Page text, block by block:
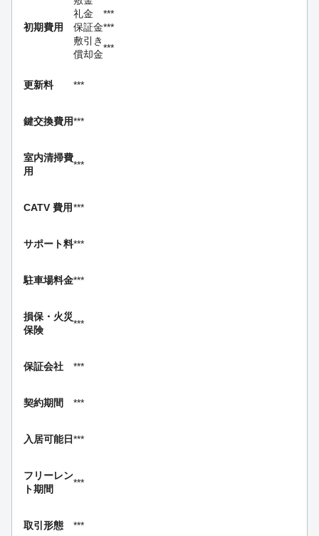
初期費用
礼金
***
保証金***
敷引き
償却金
***
更新料 ***
鍵交換費用***
室内清掃費
用
***
CATV 費用***
サポート料***
駐車場料金***
損保・ 火災
保険
***
保証会社 ***
契約期間 ***
入居可能日***
フリーレン
ト期間
***
取引形態 ***